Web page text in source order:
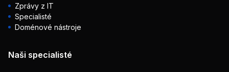
Zprávy z IT
Specialisté
Doménové nástroje
Naši specialisté